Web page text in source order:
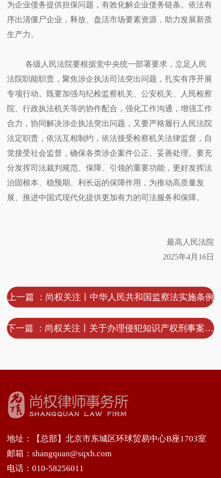
为企业债务提供担保问题，有效化解企业债务链条。依法有
序出清僵尸企业，释放、盘活市场要素资源，助力发展新质
生产力。
各级人民法院要根据党中央统一部署要求，立足人民
法院职能职责，聚焦涉企执法司法突出问题，扎实有序开展
专项行动。既要加强与纪检监察机关、公安机关、人民检察
院、行政执法机关等的协作配合，强化工作沟通，增强工作
合力，协同解决涉企执法突出问题，又要严格履行人民法院
法定职责，依法互相制约，依法接受检察机关法律监督，自
觉接受社会监督，确保各类涉企案件公正、妥善处理。要充
分发挥司法裁判规范、保障、引领的重要功能，更好发挥法
治固根本、稳预期、利长远的保障作用，为推动高质量发
展、推进中国式现代化提供更加有力的司法服务和保障。
最高人民法院
2025年4月16日
上一篇 ：尚权关注丨中华人民共和国监察法实施条例
下一篇 ：尚权关注丨关于办理侵犯知识产权刑事案件适用法律若干问题的解释
地址：【总部】北京市东城区环球贸易中心B座1703室
邮箱：shangquan@sqxb.com
电话：010-58256011